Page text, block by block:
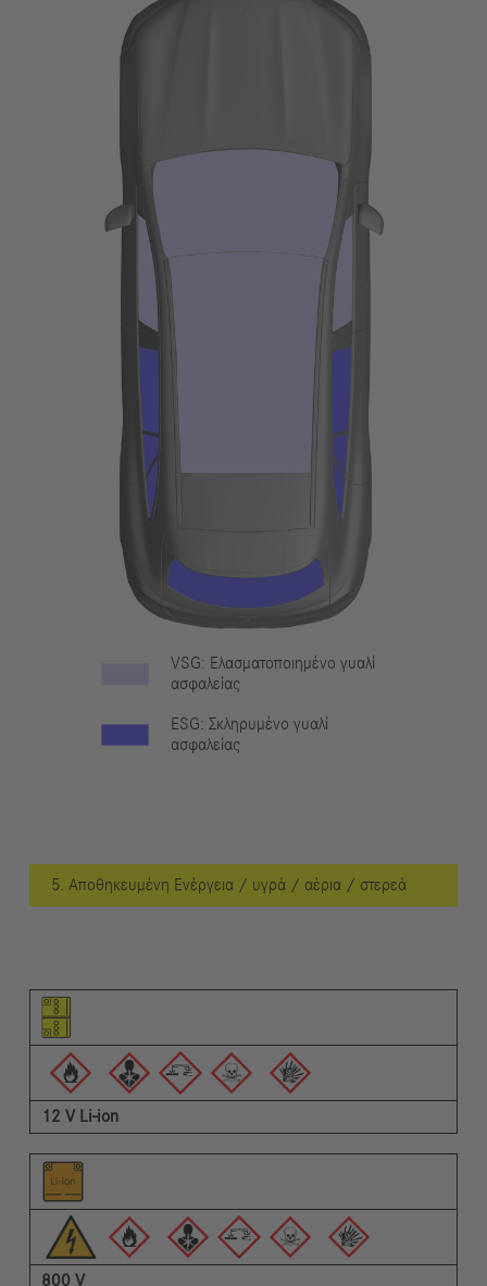
VSG: Ελασματοποιημένο γυαλί
ασφαλείας
ESG: Σκληρυμένο γυαλί
ασφαλείας
5. Αποθηκευμένη Ενέργεια / υγρά / αέρια / στερεά
Εικονόγραμμα του στοιχείου
Εικονογράμματα των προειδοποιήσεων
Περιγραφή
12 V Li-ion
800 V